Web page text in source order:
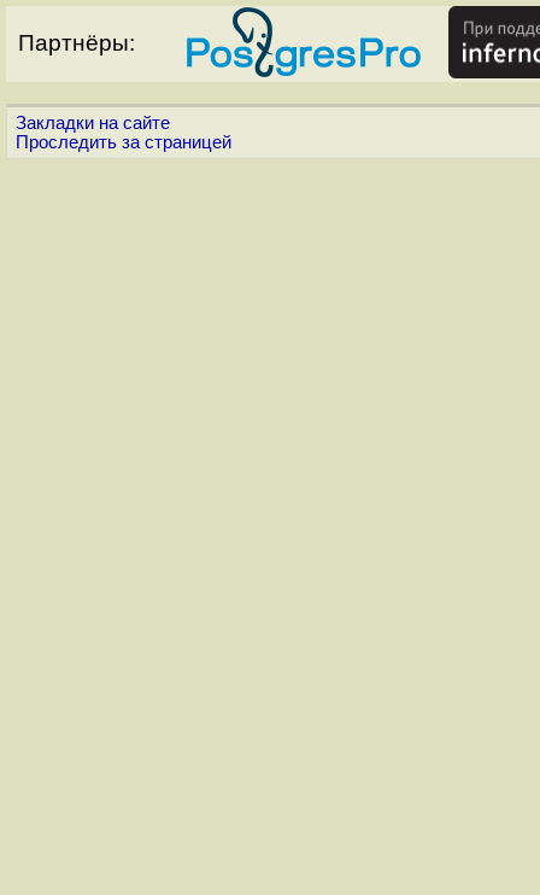
Партнёры:
Закладки на сайте
Проследить за страницей